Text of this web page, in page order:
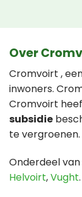
Over
Cromvoirt ,
inwoners.
Cromvoirt
subsidie
te vergroenen.
Onderdeel
Helvoirt,Vught.